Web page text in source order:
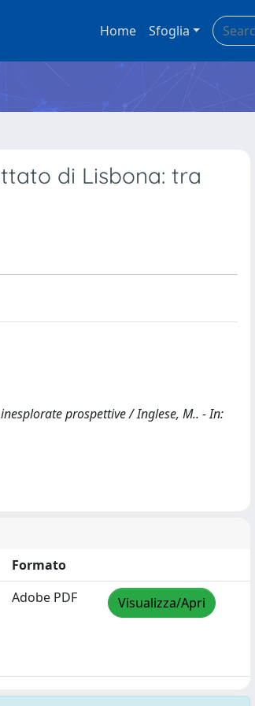
Home Sfoglia
di Lisbona: tra
prospettive / Inglese, M.. - In:
Formato
Adobe PDF Visualizza/Apri